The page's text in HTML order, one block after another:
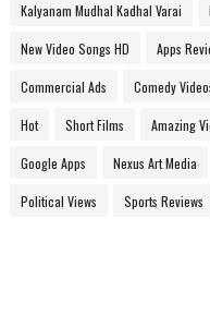
Kalyanam Mudhal Kadhal Varai
New Video Songs HD Apps
Commercial Ads Comedy
Hot Short Films Amazing
Google Apps Nexus Art Media
Political Views Sports Reviews